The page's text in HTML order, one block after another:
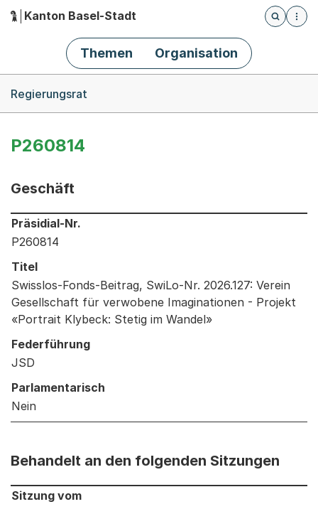
Hauptnavigation
Kanton Basel-Stadt
Öffnet
Themen Organisation
Regierungsrat
P260814
Geschäft
Informationen zum Ausgewählten Geschäft
Präsidial-Nr.
P260814
Titel
Swisslos-Fonds-Beitrag, SwiLo-Nr. 2026.127: Verein
Gesellschaft für verwobene Imaginationen - Projekt
«Portrait Klybeck: Stetig im Wandel»
Federführung
JSD
Parlamentarisch
Nein
Behandelt an den folgenden Sitzungen
Behandelt an den folgenden Sitzungen: Informationen
Sitzung vom